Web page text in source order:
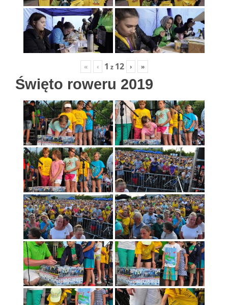
« ‹ 1 z 12 › »
Święto roweru 2019